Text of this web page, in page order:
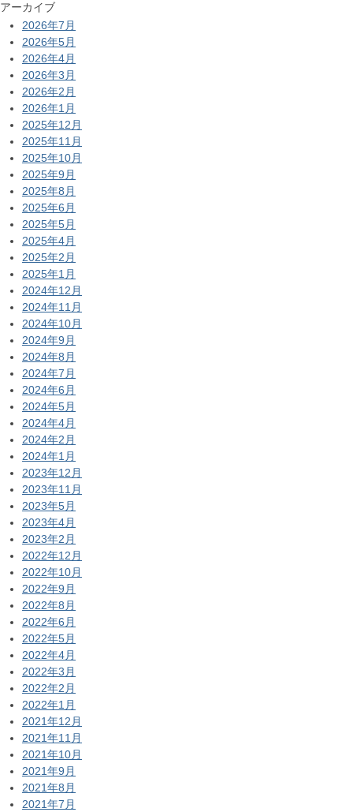
アーカイブ
2026年7月
2026年5月
2026年4月
2026年3月
2026年2月
2026年1月
2025年12月
2025年11月
2025年10月
2025年9月
2025年8月
2025年6月
2025年5月
2025年4月
2025年2月
2025年1月
2024年12月
2024年11月
2024年10月
2024年9月
2024年8月
2024年7月
2024年6月
2024年5月
2024年4月
2024年2月
2024年1月
2023年12月
2023年11月
2023年5月
2023年4月
2023年2月
2022年12月
2022年10月
2022年9月
2022年8月
2022年6月
2022年5月
2022年4月
2022年3月
2022年2月
2022年1月
2021年12月
2021年11月
2021年10月
2021年9月
2021年8月
2021年7月